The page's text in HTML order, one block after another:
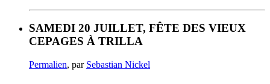
SAMEDI 20 JUILLET, FÊTE DES VIEUX
CEPAGES À TRILLA
Permalien, par Sebastian Nickel